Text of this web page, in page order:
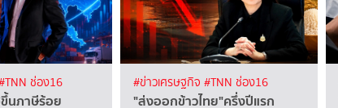
ช่อง16
นภาษีร้อย
#ข่าวเศรษฐกิจ #TNN ช่อง16
"ส่งออกข้าวไทย"ครึ่งปีแรก